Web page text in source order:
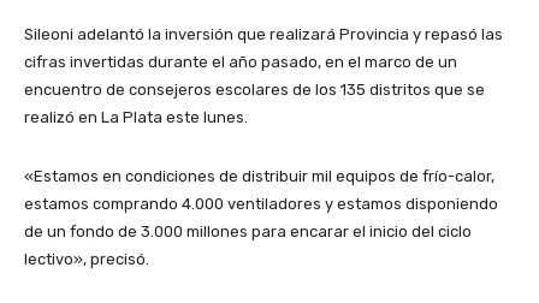
Sileoni adelantó la inversión que realizará Provincia y repasó las
cifras invertidas durante el año pasado, en el marco de un
encuentro de consejeros escolares de los 135 distritos que se
realizó en La Plata este lunes.
«Estamos en condiciones de distribuir mil equipos de frío-calor,
estamos comprando 4.000 ventiladores y estamos disponiendo
de un fondo de 3.000 millones para encarar el inicio del ciclo
lectivo», precisó.